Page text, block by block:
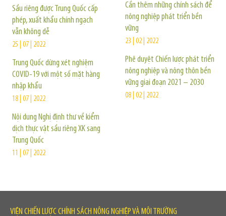
Sầu riêng được Trung Quốc cấp
phép, xuất khẩu chính ngạch
vẫn không dễ
25 | 07 | 2022
Trung Quốc dừng xét nghiệm
COVID-19 với một số mặt hàng
nhập khẩu
18 | 07 | 2022
Nội dung Nghị định thư về kiểm
dịch thực vật sầu riêng XK sang
Trung Quốc
11 | 07 | 2022
Cần thêm những chính sách để
nông nghiệp phát triển bền
vững
23 | 02 | 2022
Phê duyệt Chiến lược phát triển
nông nghiệp và nông thôn bền
vững giai đoạn 2021 – 2030
08 | 02 | 2022
VIỆN CHIẾN LƯỢC CHÍNH SÁCH NÔNG NGHIỆP VÀ MÔI TRƯỜNG